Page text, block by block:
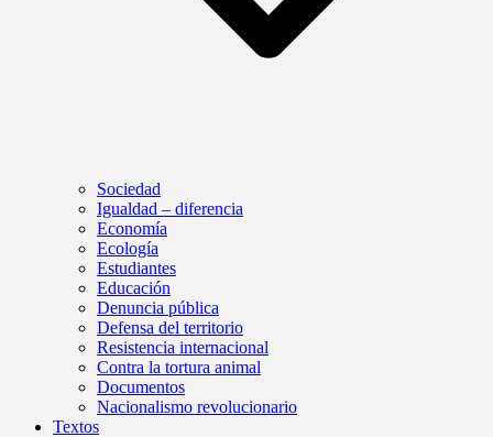
Sociedad
Igualdad – diferencia
Economía
Ecología
Estudiantes
Educación
Denuncia pública
Defensa del territorio
Resistencia internacional
Contra la tortura animal
Documentos
Nacionalismo revolucionario
Textos